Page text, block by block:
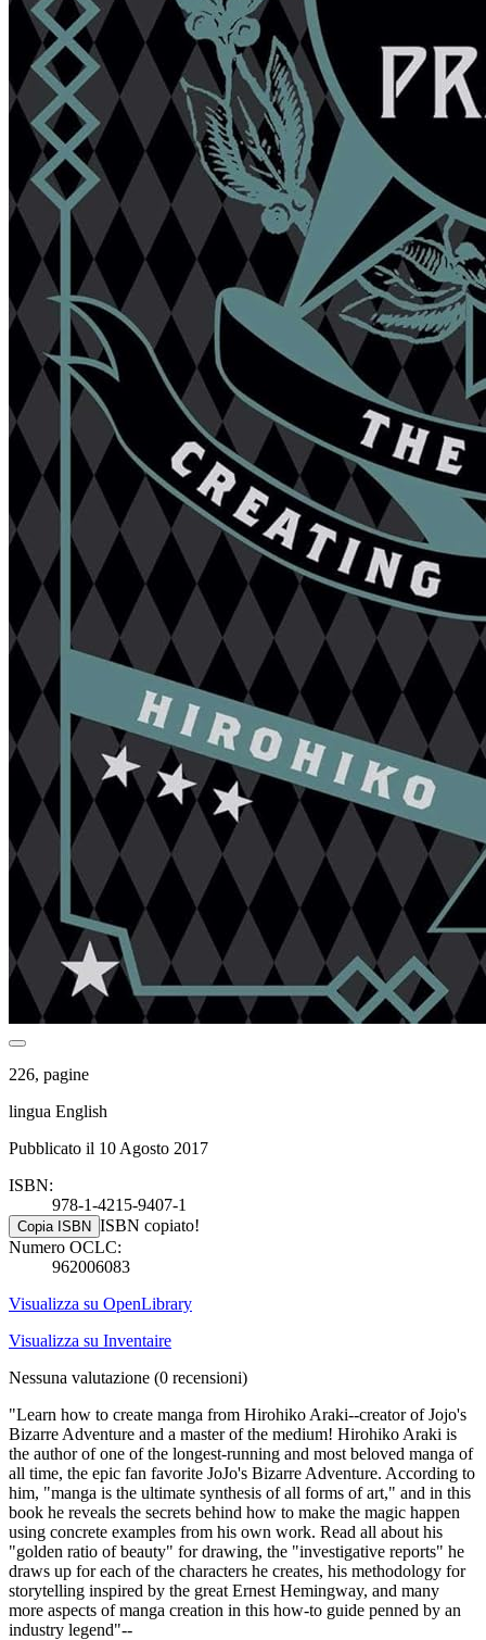
226, pagine
lingua English
Pubblicato il 10 Agosto 2017
ISBN:
978-1-4215-9407-1
Copia ISBN ISBN copiato!
Numero OCLC:
962006083
Visualizza su OpenLibrary
Visualizza su Inventaire
Nessuna valutazione (0 recensioni)
"Learn how to create manga from Hirohiko Araki--creator of Jojo's
Bizarre Adventure and a master of the medium! Hirohiko Araki is
the author of one of the longest-running and most beloved manga of
all time, the epic fan favorite JoJo's Bizarre Adventure. According to
him, "manga is the ultimate synthesis of all forms of art," and in this
book he reveals the secrets behind how to make the magic happen
using concrete examples from his own work. Read all about his
"golden ratio of beauty" for drawing, the "investigative reports" he
draws up for each of the characters he creates, his methodology for
storytelling inspired by the great Ernest Hemingway, and many
more aspects of manga creation in this how-to guide penned by an
industry legend"--